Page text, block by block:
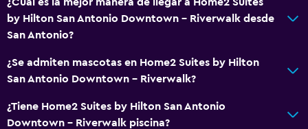
by Hilton San Antonio Downtown - Riverwalk desde
San Antonio?
¿Se admiten mascotas en Home2 Suites by Hilton
San Antonio Downtown - Riverwalk?
¿Tiene Home2 Suites by Hilton San Antonio
Downtown - Riverwalk piscina?